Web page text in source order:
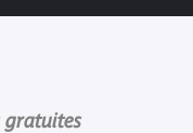
gratuites